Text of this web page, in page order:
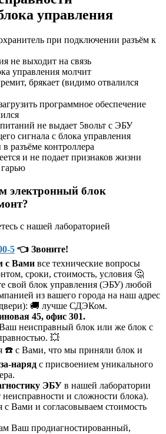
управления
при подключении разъём к
не выходит на связь
управления молчит
брякает (видимо отвалился
программное обеспечение
не выдает 5вольт с ЭБУ
сигнала с блока управления
разъёме контроллера
и не подает признаков жизни
электронный блок
с нашей лабораторией
5 👈 Звоните!
с Вами все технические вопросы
сроки, стоимость, условия 🤔
свой блок управления (ЭБУ) любой
из вашего города на наш адрес
🚚 лучше СДЭКом.
45, офис 301.
неисправный блок или же блок с
💥
☎️ с Вами, что мы приняли блок и
наряд с присвоением уникального
ЭБУ в нашей лаборатории
неисправности и сложности блока).
с Вами и согласовываем стоимость
Ваш продиагностированный,